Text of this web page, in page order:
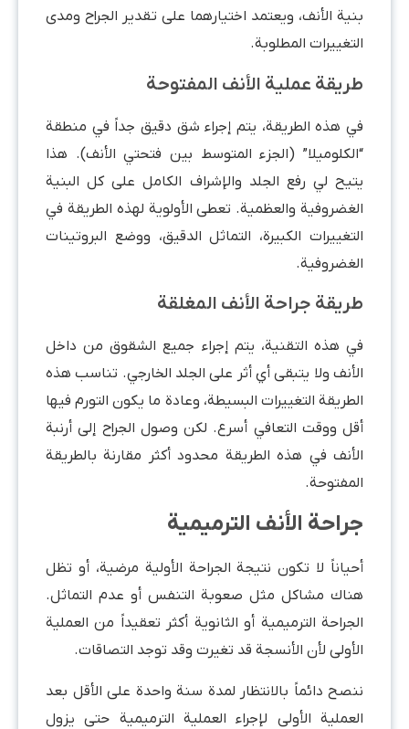
بنية الأنف، ويعتمد اختيارهما على تقدير الجراح ومدى
التغييرات المطلوبة.
طريقة عملية الأنف المفتوحة
في هذه الطريقة، يتم إجراء شق دقيق جداً في منطقة
“الكلوميلا” (الجزء المتوسط بين فتحتي الأنف). هذا
يتيح لي رفع الجلد والإشراف الكامل على كل البنية
الغضروفية والعظمية. تعطى الأولوية لهذه الطريقة في
التغييرات الكبيرة، التماثل الدقيق، ووضع البروتينات
الغضروفية.
طريقة جراحة الأنف المغلقة
في هذه التقنية، يتم إجراء جميع الشقوق من داخل
الأنف ولا يتبقى أي أثر على الجلد الخارجي. تناسب هذه
الطريقة التغييرات البسيطة، وعادة ما يكون التورم فيها
أقل ووقت التعافي أسرع. لكن وصول الجراح إلى أرنبة
الأنف في هذه الطريقة محدود أكثر مقارنة بالطريقة
المفتوحة.
جراحة الأنف الترميمية
أحياناً لا تكون نتيجة الجراحة الأولية مرضية، أو تظل
هناك مشاكل مثل صعوبة التنفس أو عدم التماثل.
الجراحة الترميمية أو الثانوية أكثر تعقيداً من العملية
الأولى لأن الأنسجة قد تغيرت وقد توجد التصاقات.
ننصح دائماً بالانتظار لمدة سنة واحدة على الأقل بعد
العملية الأولى لإجراء العملية الترميمية حتى يزول